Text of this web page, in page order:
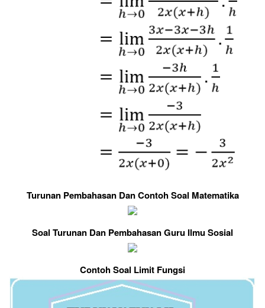
Turunan Pembahasan Dan Contoh Soal Matematika
Soal Turunan Dan Pembahasan Guru Ilmu Sosial
Contoh Soal Limit Fungsi